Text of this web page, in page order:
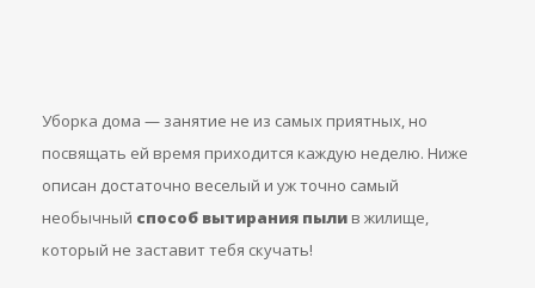
Уборка дома — занятие не из самых приятных, но
посвящать ей время приходится каждую неделю. Ниже
описан достаточно веселый и уж точно самый
необычный способ вытирания пыли в жилище,
который не заставит тебя скучать!